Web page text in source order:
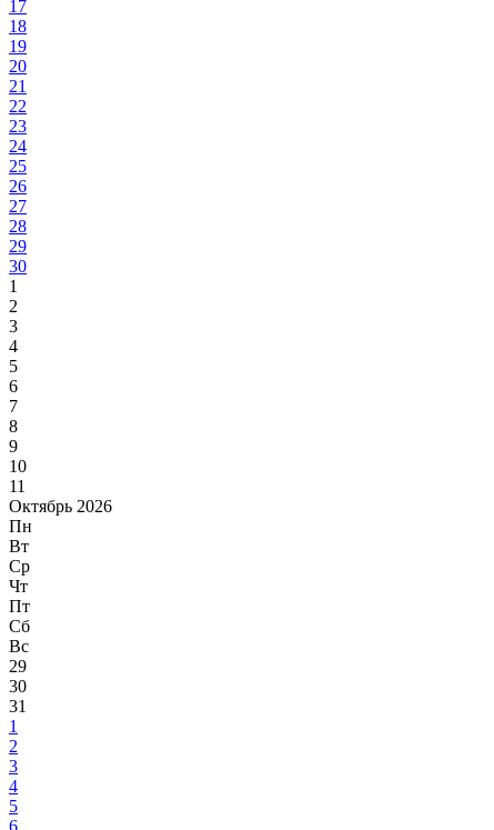
17
18
19
20
21
22
23
24
25
26
27
28
29
30
1
2
3
4
5
6
7
8
9
10
11
Октябрь 2026
Пн
Вт
Ср
Чт
Пт
Сб
Вс
29
30
31
1
2
3
4
5